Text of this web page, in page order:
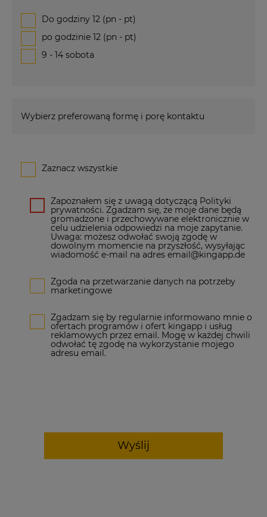
Do godziny 12 (pn - pt)
po godzinie 12 (pn - pt)
9 - 14 sobota
Wybierz preferowaną formę i porę kontaktu
Zaznacz wszystkie
Zapoznałem się z uwagą dotyczącą Polityki
prywatności. Zgadzam się, że moje dane będą
gromadzone i przechowywane elektronicznie w
celu udzielenia odpowiedzi na moje zapytanie.
Uwaga: możesz odwołać swoją zgodę w
dowolnym momencie na przyszłość, wysyłając
wiadomość e-mail na adres email@kingapp.de
Zgoda na przetwarzanie danych na potrzeby
marketingowe
Zgadzam się by regularnie informowano mnie o
ofertach programów i ofert kingapp i usług
reklamowych przez email. Mogę w każdej chwili
odwołać tę zgodę na wykorzystanie mojego
adresu email.
Wyślij